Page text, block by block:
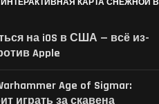
ИНТЕРАКТИВНАЯ КАРТА СНЕЖНОЙ В
на iOS в США — всё из-
Apple
Age of Sigmar:
играть за скавена